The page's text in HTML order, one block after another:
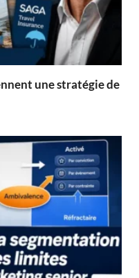
une stratégie de